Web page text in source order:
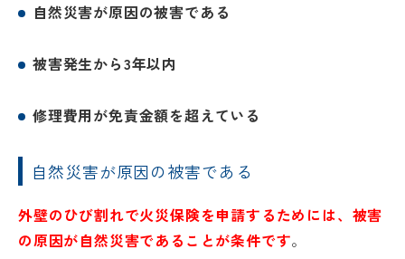
自然災害が原因の被害である
被害発生から3年以内
修理費用が免責金額を超えている
自然災害が原因の被害である
外壁のひび割れで火災保険を申請するためには、被害
の原因が自然災害であることが条件です。